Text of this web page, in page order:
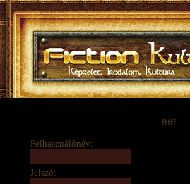
Felhasználónév:
Jelszó:
fffff